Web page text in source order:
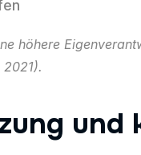
höhere
und